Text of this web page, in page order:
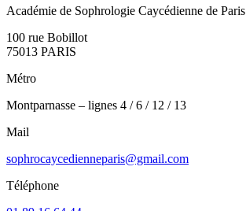
Académie de Sophrologie Caycédienne de Paris
100 rue Bobillot
75013 PARIS
Métro
Montparnasse – lignes 4 / 6 / 12 / 13
Mail
sophrocaycedienneparis@gmail.com
Téléphone